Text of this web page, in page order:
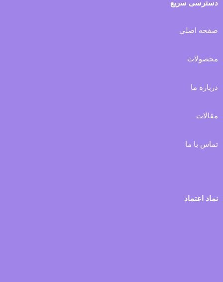
دسترسی سریع
صفحه اصلی
محصولات
درباره ما
مقالات
تماس با ما
نماد اعتماد